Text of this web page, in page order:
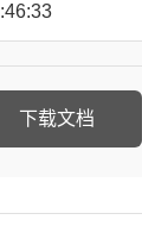
下载文档